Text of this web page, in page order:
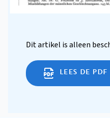
Dit artikel is alleen
LEES DE PDF